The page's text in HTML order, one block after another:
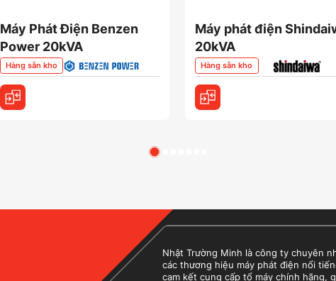
Máy Phát Điện Benzen
Power 20kVA
Hàng sẵn kho
Máy phát điện
20kVA
Hàng sẵn kho
Nhật Trường Minh là công ty chuyên
các thương hiệu máy phát điện nổi
cam kết cung cấp tổ máy chính hãng,